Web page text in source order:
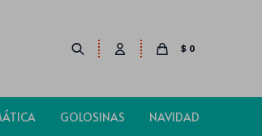
GOLOSINAS NAVIDAD
$ 0